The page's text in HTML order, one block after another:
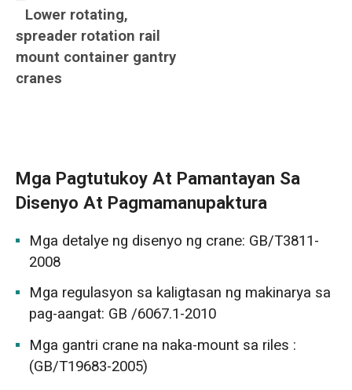
Lower rotating,
spreader rotation rail
mount container gantry
cranes
Mga Pagtutukoy At Pamantayan Sa
Disenyo At Pagmamanupaktura
Mga detalye ng disenyo ng crane: GB/T3811-
2008
Mga regulasyon sa kaligtasan ng makinarya sa
pag-aangat: GB /6067.1-2010
Mga gantri crane na naka-mount sa riles :
(GB/T19683-2005)